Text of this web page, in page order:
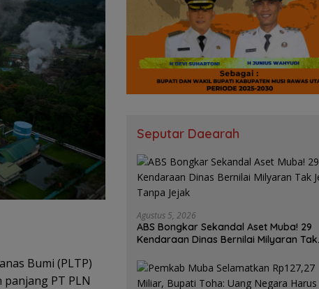
Bumi (PLTP)
PT PLN
Seputar Daearah
Agustus 5, 2026
ABS Bongkar Sekandal Aset Muba! 29
Kendaraan Dinas Bernilai Milyaran Tak